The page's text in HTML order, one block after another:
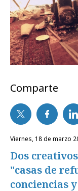
Comparte
viernes, 18 de marzo
Dos
"casas de
conciencias